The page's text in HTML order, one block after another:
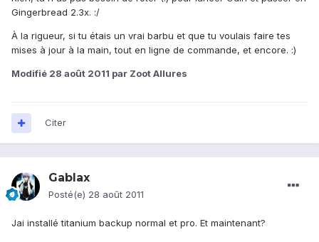
Gingerbread 2.3x. :/
À la rigueur, si tu étais un vrai barbu et que tu voulais faire tes
mises à jour à la main, tout en ligne de commande, et encore. :)
Modifié 28 août 2011 par Zoot Allures
Citer
Gablax
Posté(e) 28 août 2011
Jai installé titanium backup normal et pro. Et maintenant?